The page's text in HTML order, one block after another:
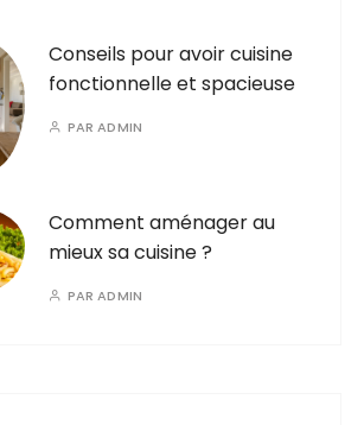
Conseils pour avoir cuisine
fonctionnelle et spacieuse
PARADMIN
Comment aménager au
mieux sa cuisine ?
PARADMIN